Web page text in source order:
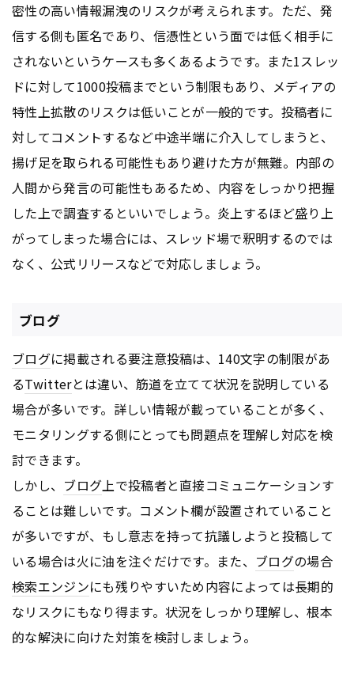
密性の高い情報漏洩のリスクが考えられます。ただ、発
信する側も匿名であり、信憑性という面では低く相手に
されないというケースも多くあるようです。また1スレッ
ドに対して1000投稿までという制限もあり、メディアの
特性上拡散のリスクは低いことが一般的です。投稿者に
対してコメントするなど中途半端に介入してしまうと、
揚げ足を取られる可能性もあり避けた方が無難。内部の
人間から発言の可能性もあるため、内容をしっかり把握
した上で調査するといいでしょう。炎上するほど盛り上
がってしまった場合には、スレッド場で釈明するのでは
なく、公式リリースなどで対応しましょう。
ブログ
ブログに掲載される要注意投稿は、140文字の制限があ
るTwitterとは違い、筋道を立てて状況を説明している
場合が多いです。詳しい情報が載っていることが多く、
モニタリングする側にとっても問題点を理解し対応を検
討できます。
しかし、 ブログ 上で投稿者と直接コミュニケーションす
ることは難しいです。コメント欄が設置されていること
が多いですが、もし意志を持って抗議しようと投稿して
いる場合は火に油を注ぐだけです。また、 ブログの場合
検索エンジンにも残りやすいため内容によっては長期的
なリスクにもなり得ます。状況をしっかり理解し、根本
的な解決に向けた対策を検討しましょう。